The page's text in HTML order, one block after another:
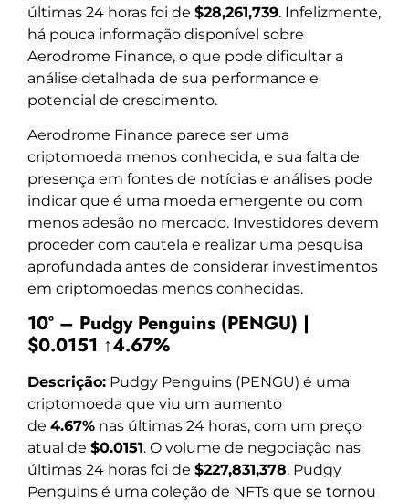
últimas 24 horas foi de $28,261,739. Infelizmente,
há pouca informação disponível sobre
Aerodrome Finance, o que pode dificultar a
análise detalhada de sua performance e
potencial de crescimento.
Aerodrome Finance parece ser uma
criptomoeda menos conhecida, e sua falta de
presença em fontes de notícias e análises pode
indicar que é uma moeda emergente ou com
menos adesão no mercado. Investidores devem
proceder com cautela e realizar uma pesquisa
aprofundada antes de considerar investimentos
em criptomoedas menos conhecidas.
10º – Pudgy Penguins (PENGU) |
$0.0151 ↑4.67%
Descrição: Pudgy Penguins (PENGU) é uma
criptomoeda que viu um aumento
de 4.67% nas últimas 24 horas, com um preço
atual de $0.0151. O volume de negociação nas
últimas 24 horas foi de $227,831,378. Pudgy
Penguins é uma coleção de NFTs que se tornou